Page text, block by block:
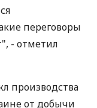
переговоры
- отметил
производства
от добычи